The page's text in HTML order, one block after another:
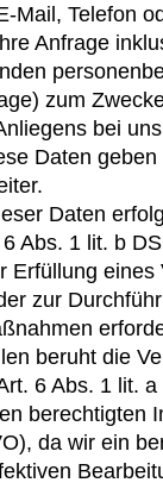
Mail, Telefon
Anfrage
zum
bei
Daten
Daten
Abs. 1 lit. b
Erfüllung eines
zur
beruht die
6 Abs. 1 lit. a
berechtigten
da wir ein